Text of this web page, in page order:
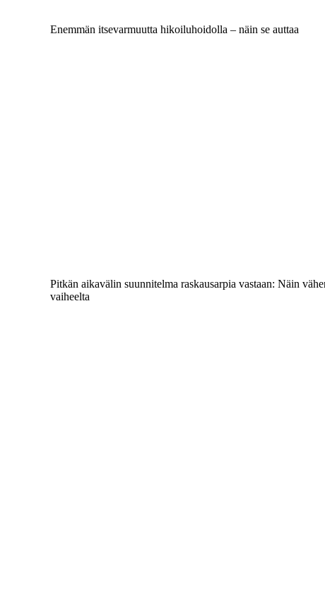
Enemmän itsevarmuutta hikoiluhoidolla – näin se auttaa
Pitkän aikavälin suunnitelma raskausarpia vastaan: Näin
vaiheelta